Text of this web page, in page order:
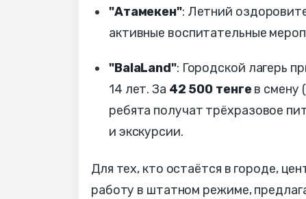
"Атамекен": Летний
активные воспитательные
"BalaLand": Городской лагерь
14 лет. За 42 500 тенгев смену
ребята получат трёхразовое
и экскурсии.
Для тех, кто остаётся в городе,
работу в штатном режиме,